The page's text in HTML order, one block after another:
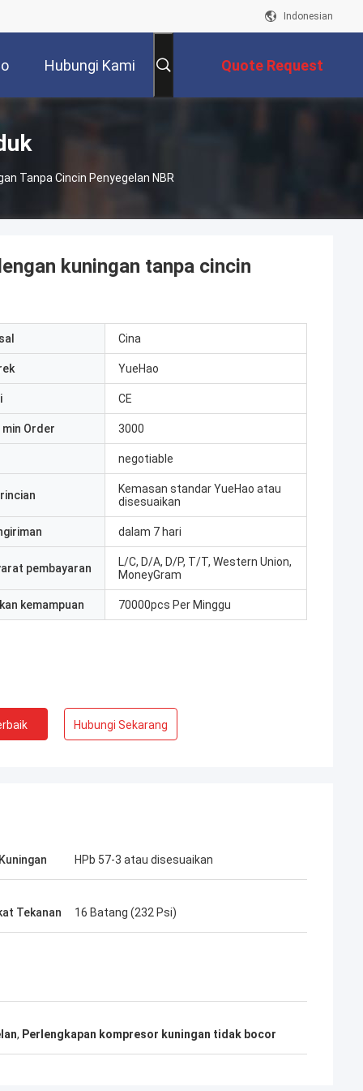
Indonesian
Hubungi Kami Quote Request
Tanpa Cincin Penyegelan NBR
kuningan tanpa cincin
Cina
YueHao
CE
Order 3000
negotiable
Kemasan standar YueHao atau
disesuaikan
dalam 7 hari
pembayaran
L/C, D/A, D/P, T/T, Western Union,
MoneyGram
kemampuan 70000pcs Per Minggu
Hubungi Sekarang
HPb 57-3 atau disesuaikan
Tekanan 16 Batang (232 Psi)
, Perlengkapan kompresor kuningan tidak bocor